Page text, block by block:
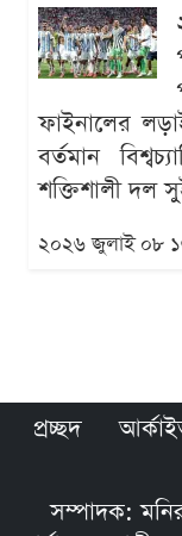
ফাইনালের
বর্তমান
শক্তিশালী দল
২০২৬ জুলাই ০৮
প্রচ্ছদ
সম্পাদক: